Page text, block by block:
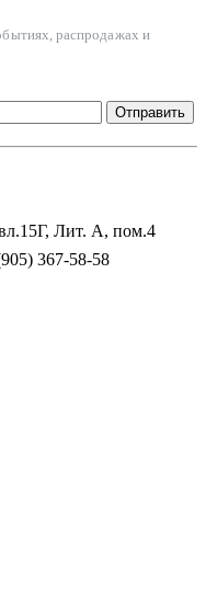
распродажах и
Лит. А, пом.4
367-58-58